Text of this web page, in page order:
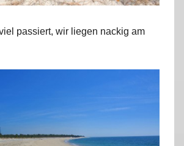
passiert, wir liegen nackig am